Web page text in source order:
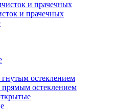
и прачечных
остеклением
остеклением